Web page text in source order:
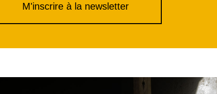
M'inscrire à la newsletter